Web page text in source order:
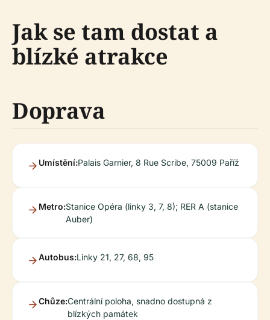
Jak se tam dostat a
blízké atrakce
Doprava
Umístění:Palais Garnier, 8 Rue Scribe, 75009 Paříž
Metro:Stanice Opéra (linky 3, 7, 8); RER A (stanice
Auber)
Autobus:Linky 21, 27, 68, 95
Chůze:Centrální poloha, snadno dostupná z
blízkých památek